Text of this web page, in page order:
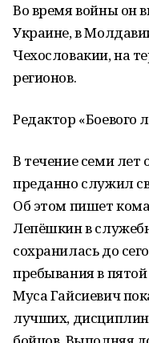
Во время войны он
Украине, в
Чехословакии, на
регионов.
Редактор «Боевого
В течение семи лет
преданно служил
Об этом пишет
Лепёшкин в
сохранилась до
пребывания в
Муса Гайсиевич
лучших,